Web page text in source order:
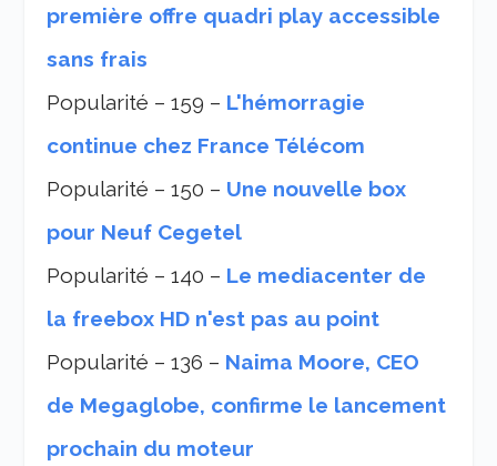
première offre quadri play accessible
sans frais
Popularité – 159 – L'hémorragie
continue chez France Télécom
Popularité – 150 – Une nouvelle box
pour Neuf Cegetel
Popularité – 140 – Le mediacenter de
la freebox HD n'est pas au point
Popularité – 136 – Naima Moore, CEO
de Megaglobe, confirme le lancement
prochain du moteur